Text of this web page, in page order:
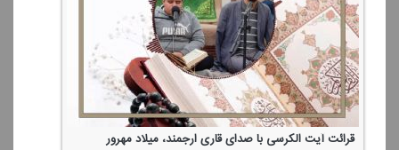
قرائت آیت الكرسی با صدای قاری ارجمند، میلاد مهرور